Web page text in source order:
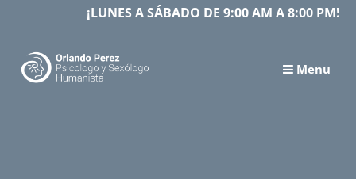
content
¡LUNES A SÁBADO DE 9:00 AM A 8:00 PM!
Menu